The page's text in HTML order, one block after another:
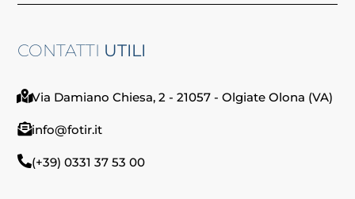
CONTATTI UTILI
Via Damiano Chiesa, 2 - 21057 - Olgiate Olona (VA)
info@fotir.it
(+39) 0331 37 53 00